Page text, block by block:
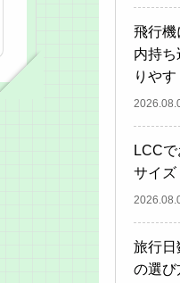
飛行機
内持
りや
LCC
サイズ
旅行日
の選び